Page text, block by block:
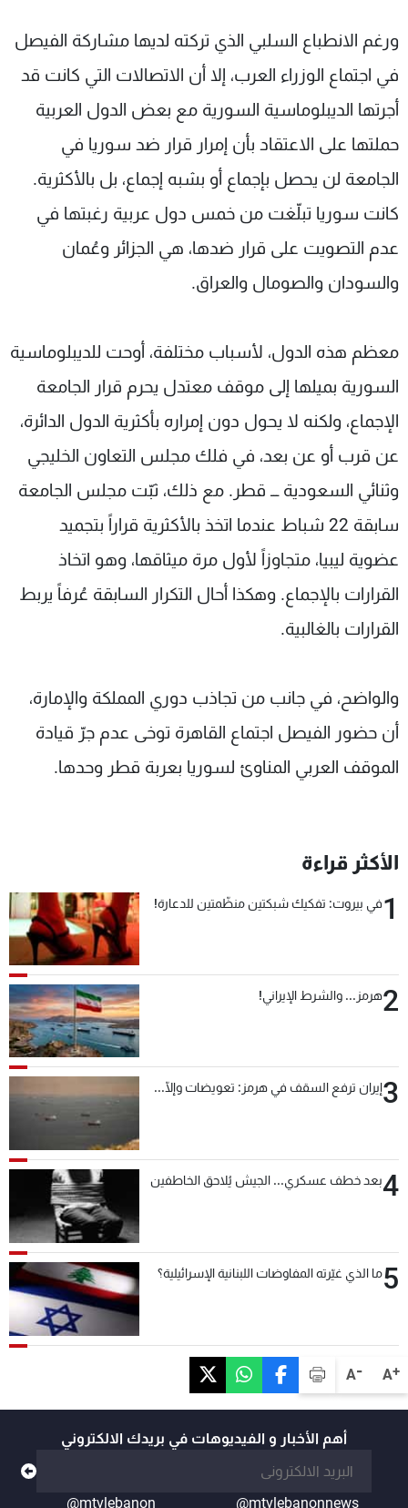
A+
A-
ورغم الانطباع السلبي الذي تركته لديها مشاركة الفيصل
في اجتماع الوزراء العرب، إلا أن الاتصالات التي كانت قد
أجرتها الديبلوماسية السورية مع بعض الدول العربية
حملتها على الاعتقاد بأن إمرار قرار ضد سوريا في
الجامعة لن يحصل بإجماع أو بشبه إجماع، بل بالأكثرية.
كانت سوريا تبلّغت من خمس دول عربية رغبتها في
عدم التصويت على قرار ضدها، هي الجزائر وعُمان
والسودان والصومال والعراق.
معظم هذه الدول، لأسباب مختلفة، أوحت للديبلوماسية
السورية بميلها إلى موقف معتدل يحرم قرار الجامعة
الإجماع، ولكنه لا يحول دون إمراره بأكثرية الدول الدائرة،
عن قرب أو عن بعد، في فلك مجلس التعاون الخليجي
وثنائي السعودية ـــ قطر. مع ذلك، ثبّت مجلس الجامعة
سابقة 22 شباط عندما اتخذ بالأكثرية قراراً بتجميد
عضوية ليبيا، متجاوزاً لأول مرة ميثاقها، وهو اتخاذ
القرارات بالإجماع. وهكذا أحال التكرار السابقة عُرفاً يربط
القرارات بالغالبية.
والواضح، في جانب من تجاذب دوري المملكة والإمارة،
أن حضور الفيصل اجتماع القاهرة توخى عدم جرّ قيادة
الموقف العربي المناوئ لسوريا بعربة قطر وحدها.
الأكثر قراءة
1في بيروت: تفكيك شبكتين منظّمتين للدعارة!
2هرمز... والشرط الإيراني!
3إيران ترفع السقف في هرمز: تعويضات وإلّا...
4بعد خطف عسكري... الجيش يُلاحق الخاطفين
5ما الذي غيّرته المفاوضات اللبنانية الإسرائيلية؟
أهم الأخبار و الفيديوهات في بريدك الالكتروني
@mtvlebanonnews
@mtvlebanon